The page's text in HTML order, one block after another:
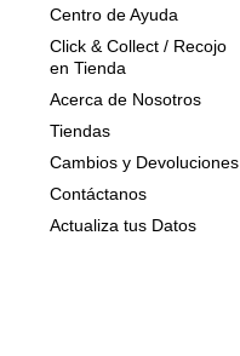
Centro de Ayuda
Click & Collect / Recojo
en Tienda
Acerca de Nosotros
Tiendas
Cambios y Devoluciones
Contáctanos
Actualiza tus Datos